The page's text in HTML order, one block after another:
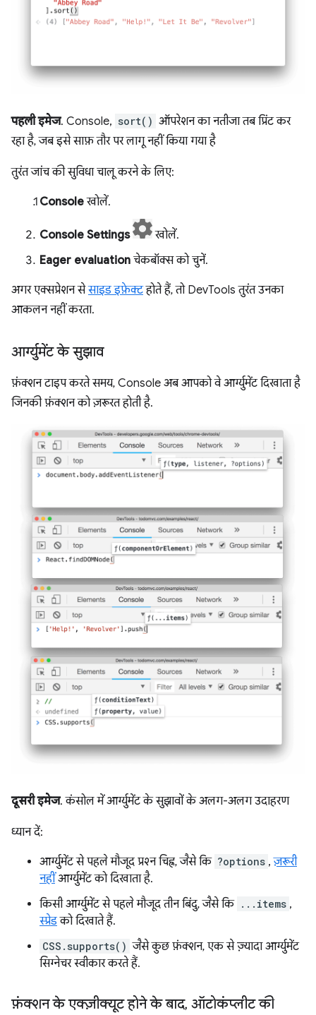
पहली इमेज. Console, sort() ऑपरेशन का नतीजा तब प्रिंट कर
रहा है, जब इसे साफ़ तौर पर लागू नहीं किया गया है
तुरंत जांच की सुविधा चालू करने के लिए:
Consoleखोलें.
Console Settings
खोलें.
Eager evaluation चेकबॉक्स को चुनें.
अगर एक्सप्रेशन सेसाइड इफ़ेक्टहोते हैं, तो DevTools तुरंत उनका
आकलन नहीं करता.
आर्ग्युमेंट के सुझाव
फ़ंक्शन टाइप करते समय, Console अब आपको वे आर्ग्युमेंट दिखाता है
जिनकी फ़ंक्शन को ज़रूरत होती है.
दूसरी इमेज. कंसोल में आर्ग्युमेंट के सुझावों के अलग-अलग उदाहरण
ध्यान दें:
आर्ग्युमेंट से पहले मौजूद प्रश्न चिह्न, जैसे कि ?options ,ज़रूरी
नहींआर्ग्युमेंट को दिखाता है.
किसी आर्ग्युमेंट से पहले मौजूद तीन बिंदु, जैसे कि ...items ,
स्प्रेडको दिखाते हैं.
CSS.supports() जैसे कुछ फ़ंक्शन, एक से ज़्यादा आर्ग्युमेंट
सिग्नेचर स्वीकार करते हैं.
फ़ंक्शन के एक्ज़ीक्यूट होने के बाद, ऑटोकंप्लीट की